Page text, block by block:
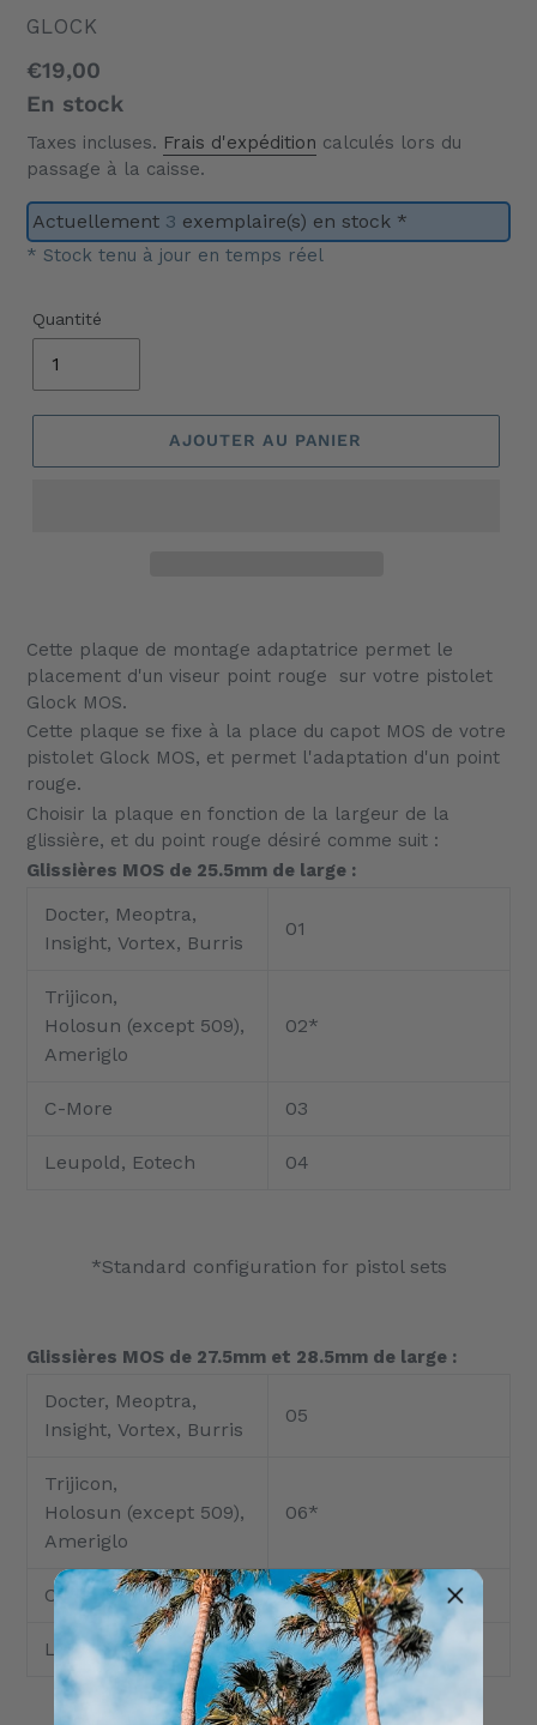
DISTRIBUTEUR
GLOCK
Prix
normal
€19,00
En stock
Taxes incluses. Frais d'expédition calculés lors du
passage à la caisse.
Actuellement 3 exemplaire(s) en stock *
* Stock tenu à jour en temps réel
Quantité
AJOUTER AU PANIER
produit
à
panier
Cette plaque de montage adaptatrice permet le
placement d'un viseur point rouge sur votre pistolet
Glock MOS.
Cette plaque se fixe à la place du capot MOS de votre
pistolet Glock MOS, et permet l'adaptation d'un point
rouge.
Choisir la plaque en fonction de la largeur de la
glissière, et du point rouge désiré comme suit :
Glissières MOS de 25.5mm de large :
Docter, Meoptra,
Insight, Vortex, Burris
01
Trijicon,
Holosun (except 509),
Ameriglo
02*
C-More 03
Leupold, Eotech 04
*Standard configuration for pistol sets
Glissières MOS de 27.5mm et 28.5mm de large :
Docter, Meoptra,
Insight, Vortex, Burris
05
Trijicon,
Holosun (except 509),
Ameriglo
06*
C-More 07
Leupold, Eotech 08